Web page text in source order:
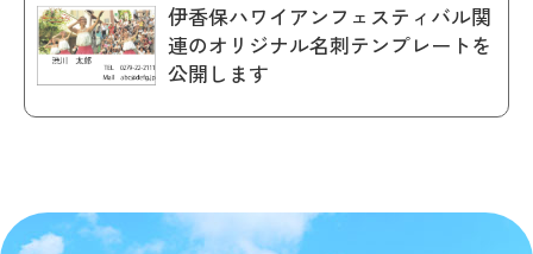
伊香保ハワイアンフェスティバル関
連のオリジナル名刺テンプレートを
公開します